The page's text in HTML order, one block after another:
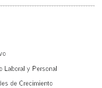
Laboral y Personal
de Crecimiento